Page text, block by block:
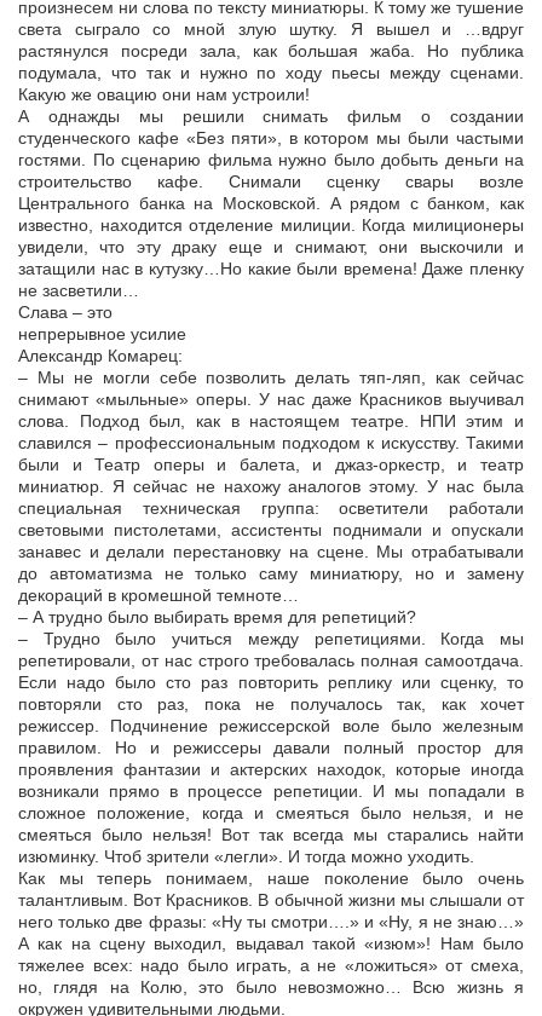
произнесем ни слова по тексту миниатюры. К тому же тушение
света сыграло со мной злую шутку. Я вышел и …вдруг
растянулся посреди зала, как большая жаба. Но публика
подумала, что так и нужно по ходу пьесы между сценами.
Какую же овацию они нам устроили!
А однажды мы решили снимать фильм о создании
студенческого кафе «Без пяти», в котором мы были частыми
гостями. По сценарию фильма нужно было добыть деньги на
строительство кафе. Снимали сценку свары возле
Центрального банка на Московской. А рядом с банком, как
известно, находится отделение милиции. Когда милиционеры
увидели, что эту драку еще и снимают, они выскочили и
затащили нас в кутузку…Но какие были времена! Даже пленку
не засветили…
Слава – это
непрерывное усилие
Александр Комарец:
– Мы не могли себе позволить делать тяп-ляп, как сейчас
снимают «мыльные» оперы. У нас даже Красников выучивал
слова. Подход был, как в настоящем театре. НПИ этим и
славился – профессиональным подходом к искусству. Такими
были и Театр оперы и балета, и джаз-оркестр, и театр
миниатюр. Я сейчас не нахожу аналогов этому. У нас была
специальная техническая группа: осветители работали
световыми пистолетами, ассистенты поднимали и опускали
занавес и делали перестановку на сцене. Мы отрабатывали
до автоматизма не только саму миниатюру, но и замену
декораций в кромешной темноте…
– А трудно было выбирать время для репетиций?
– Трудно было учиться между репетициями. Когда мы
репетировали, от нас строго требовалась полная самоотдача.
Если надо было сто раз повторить реплику или сценку, то
повторяли сто раз, пока не получалось так, как хочет
режиссер. Подчинение режиссерской воле было железным
правилом. Но и режиссеры давали полный простор для
проявления фантазии и актерских находок, которые иногда
возникали прямо в процессе репетиции. И мы попадали в
сложное положение, когда и смеяться было нельзя, и не
смеяться было нельзя! Вот так всегда мы старались найти
изюминку. Чтоб зрители «легли». И тогда можно уходить.
Как мы теперь понимаем, наше поколение было очень
талантливым. Вот Красников. В обычной жизни мы слышали от
него только две фразы: «Ну ты смотри….» и «Ну, я не знаю…»
А как на сцену выходил, выдавал такой «изюм»! Нам было
тяжелее всех: надо было играть, а не «ложиться» от смеха,
но, глядя на Колю, это было невозможно… Всю жизнь я
окружен удивительными людьми.